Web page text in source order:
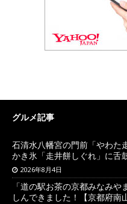
グルメ記事
石清水八幡宮の門前「やわた
かき氷「走井餅しぐれ」に舌
2026年8月4日
「道の駅お茶の京都みなみ
しんできました！【京都府南